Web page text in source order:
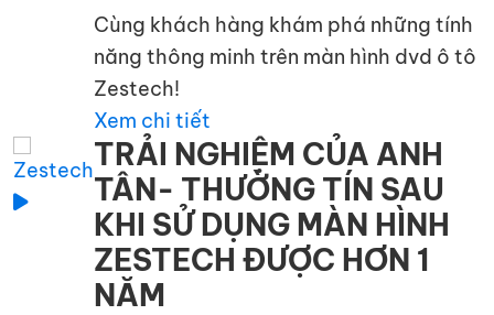
Cùng khách hàng khám phá những tính
năng thông minh trên màn hình dvd ô tô
Zestech!
Xem chi tiết
TRẢI NGHIỆM CỦA ANH
TÂN- THƯỜNG TÍN SAU
KHI SỬ DỤNG MÀN HÌNH
ZESTECH ĐƯỢC HƠN 1
NĂM